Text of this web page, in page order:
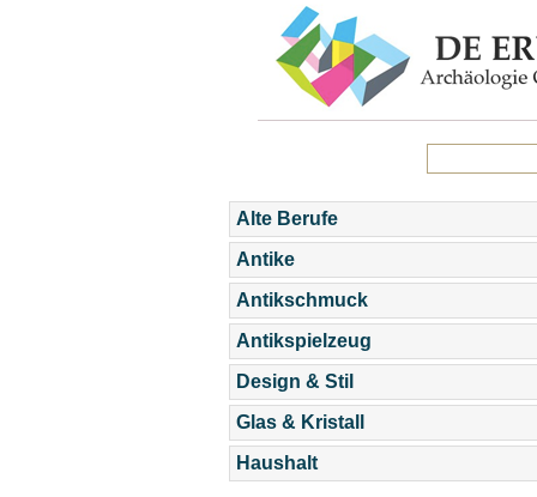
Alte Berufe
Antike
Antikschmuck
Antikspielzeug
Design & Stil
Glas & Kristall
Haushalt